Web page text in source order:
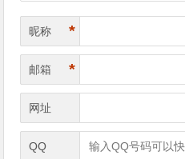
昵称 *
邮箱 *
网址
QQ